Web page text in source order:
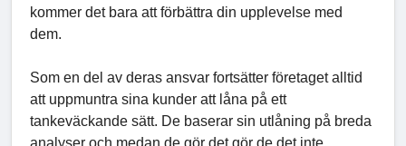
kommer det bara att förbättra din upplevelse med
dem.
Som en del av deras ansvar fortsätter företaget alltid
att uppmuntra sina kunder att låna på ett
tankeväckande sätt. De baserar sin utlåning på breda